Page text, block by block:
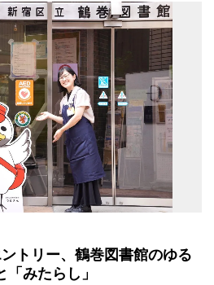
トリー、鶴巻図書館のゆる
みたらし」